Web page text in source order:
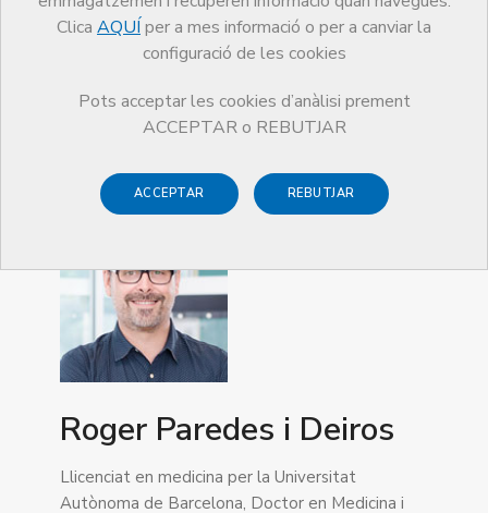
Clica AQUÍ per a mes informació o per a canviar la
configuració de les cookies
Pots acceptar les cookies d’anàlisi prement
ACCEPTAR o REBUTJAR
ACCEPTAR REBUTJAR
Guardonat Edició 2016
Roger Paredes i Deiros
Llicenciat en medicina per la Universitat
Autònoma de Barcelona, Doctor en Medicina i